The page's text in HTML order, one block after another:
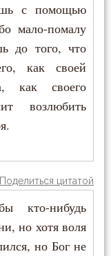
с помощью
мало-помалу
до того, что
как своей
как своего
возлюбить
Поделиться цитатой
кто-нибудь
но хотя воля
но Бог не